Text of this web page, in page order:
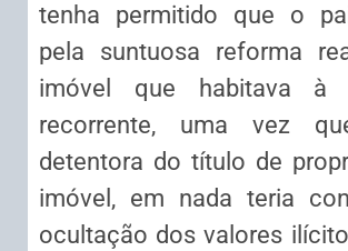
tenha permitido que o
pela suntuosa reforma
imóvel que habitava à
recorrente, uma vez
detentora do título de
imóvel, em nada teria
ocultação dos valores